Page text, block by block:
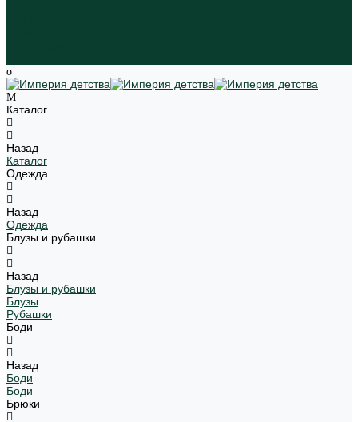
Каталог
Назад
Каталог
Одежда
Назад
Одежда
Блузы и рубашки
Назад
Блузы и рубашки
Блузы
Рубашки
Боди
Назад
Боди
Боди
Брюки